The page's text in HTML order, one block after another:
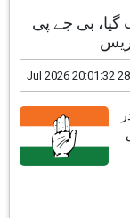
بی جے پی